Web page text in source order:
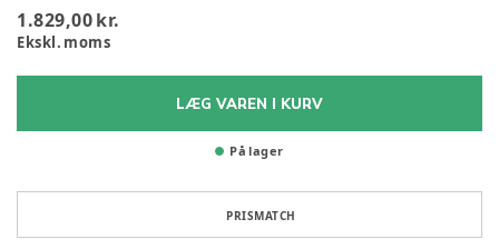
1.829,00 kr.
Ekskl. moms
LÆG VAREN I KURV
På lager
PRISMATCH